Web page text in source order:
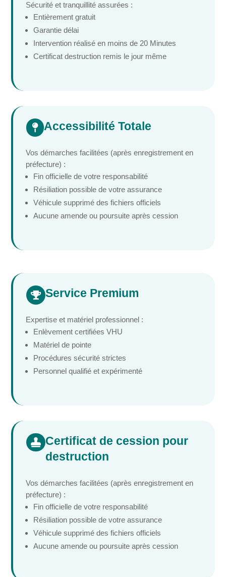
Sécurité et tranquillité assurées :
Entièrement gratuit
Garantie délai
Intervention réalisé en moins de 20 Minutes
Certificat destruction remis le jour même
 Accessibilité Totale
Vos démarches facilitées (après enregistrement en
préfecture) :
Fin officielle de votre responsabilité
Résiliation possible de votre assurance
Véhicule supprimé des fichiers officiels
Aucune amende ou poursuite après cession
 Service Premium
Expertise et matériel professionnel :
Enlèvement certifiées VHU
Matériel de pointe
Procédures sécurité strictes
Personnel qualifié et expérimenté
 Certificat de cession pour
destruction
Vos démarches facilitées (après enregistrement en
préfecture) :
Fin officielle de votre responsabilité
Résiliation possible de votre assurance
Véhicule supprimé des fichiers officiels
Aucune amende ou poursuite après cession